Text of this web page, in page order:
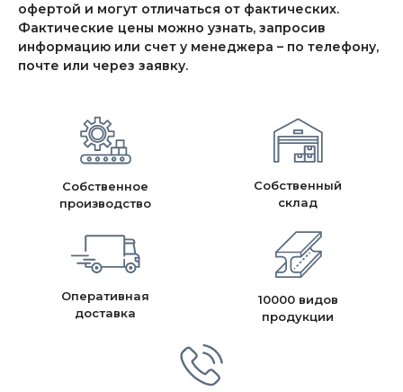
офертой и могут отличаться от фактических.
Фактические цены можно узнать, запросив
информацию или счет у менеджера – по телефону,
почте или через заявку.
Собственное
производство
Собственный
склад
Оперативная
доставка
10000 видов
продукции